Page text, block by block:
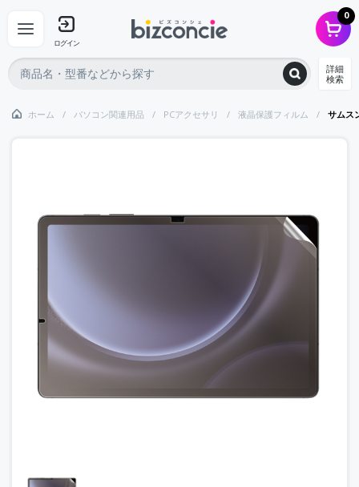
ログイン
0
詳細
検索
ホーム パソコン関連用品 PCアクセサリ 液晶保護フィルム サムス